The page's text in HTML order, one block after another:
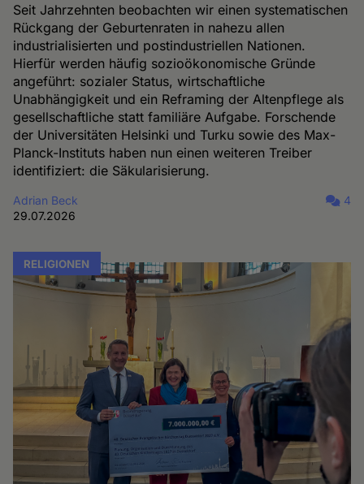
Seit Jahrzehnten beobachten wir einen systematischen
Rückgang der Geburtenraten in nahezu allen
industrialisierten und postindustriellen Nationen.
Hierfür werden häufig sozioökonomische Gründe
angeführt: sozialer Status, wirtschaftliche
Unabhängigkeit und ein Reframing der Altenpflege als
gesellschaftliche statt familiäre Aufgabe. Forschende
der Universitäten Helsinki und Turku sowie des Max-
Planck-Instituts haben nun einen weiteren Treiber
identifiziert: die Säkularisierung.
Adrian Beck
29.07.2026
4
RELIGIONEN